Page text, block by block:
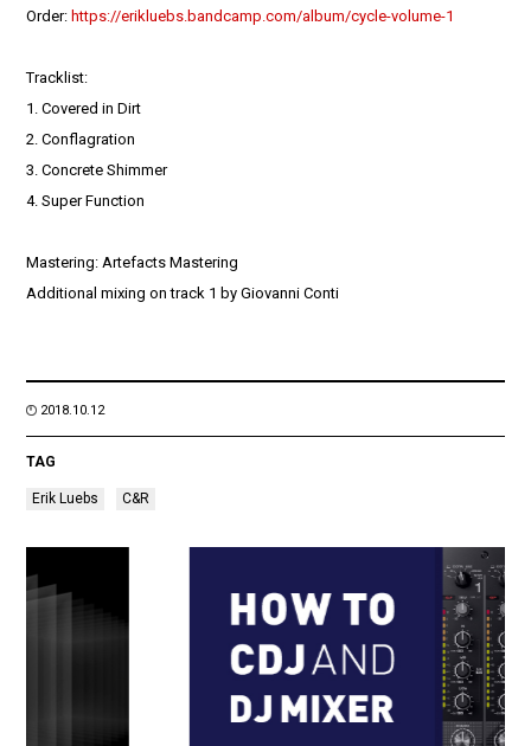
Order: https://erikluebs.bandcamp.com/album/cycle-volume-1
Tracklist:
1. Covered in Dirt
2. Conflagration
3. Concrete Shimmer
4. Super Function
Mastering: Artefacts Mastering
Additional mixing on track 1 by Giovanni Conti
2018.10.12
TAG
Erik Luebs C&R